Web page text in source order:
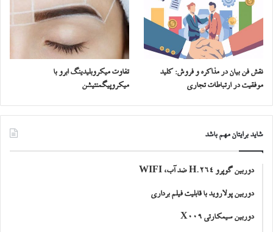
نقش فن بیان در مذاکره و فروش: کلید
موفقیت در ارتباطات تجاری
تفاوت میکروبلیدینگ ابرو با
میکروپیگمنتیشن
شاید برایتان مهم باشد
دوربین گوپرو H.264 ضد آب، WIFI
دوربین پولاروید با قابلیت فیلم برداری
دوربین سیمکارتی X009